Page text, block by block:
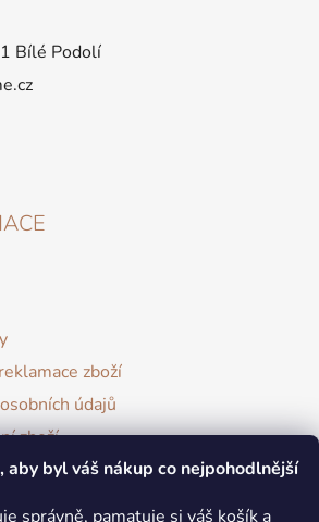
aby byl váš nákup co nejpohodlnější
správně, pamatuje si váš košík a
Bílé Podolí
zboží
údajů
zboží